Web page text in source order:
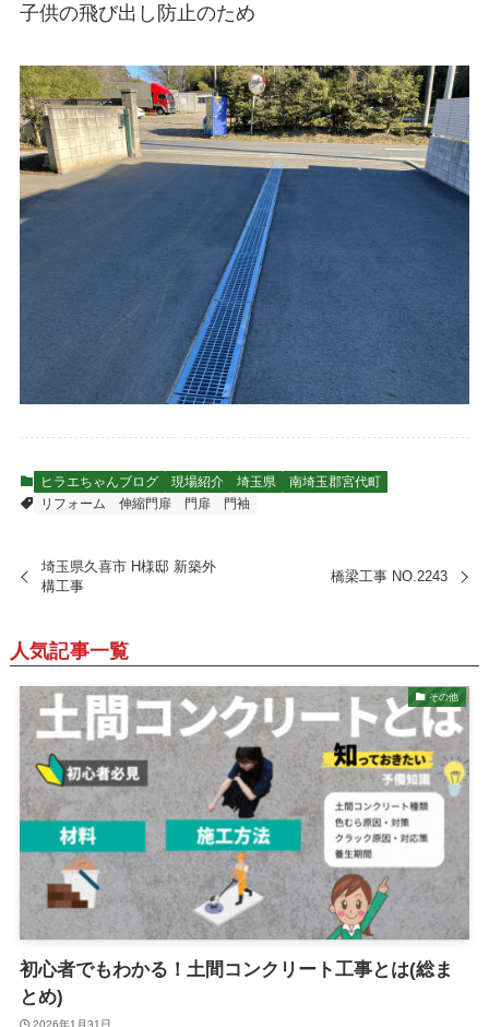
子供の飛び出し防止のため
ヒラエちゃんブログ 現場紹介 埼玉県
南埼玉郡宮代町
リフォーム
伸縮門扉 門扉 門袖
埼玉県久喜市 H様邸 新築外
構工事
橋梁工事 NO.2243
人気記事一覧
その他
初心者でもわかる！土間コンクリート工事とは(総ま
とめ)
2026年1月31日